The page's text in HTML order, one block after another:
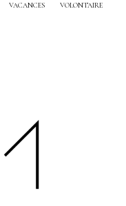
VACANCES VOLONTAIRE